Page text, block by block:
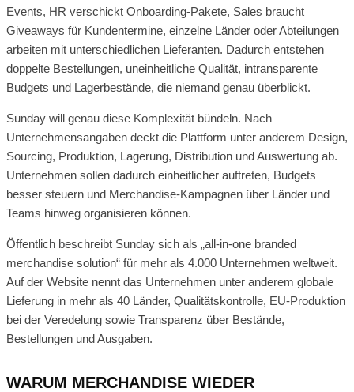
Events, HR verschickt Onboarding-Pakete, Sales braucht
Giveaways für Kundentermine, einzelne Länder oder Abteilungen
arbeiten mit unterschiedlichen Lieferanten. Dadurch entstehen
doppelte Bestellungen, uneinheitliche Qualität, intransparente
Budgets und Lagerbestände, die niemand genau überblickt.
Sunday will genau diese Komplexität bündeln. Nach
Unternehmensangaben deckt die Plattform unter anderem Design,
Sourcing, Produktion, Lagerung, Distribution und Auswertung ab.
Unternehmen sollen dadurch einheitlicher auftreten, Budgets
besser steuern und Merchandise-Kampagnen über Länder und
Teams hinweg organisieren können.
Öffentlich beschreibt Sunday sich als „all-in-one branded
merchandise solution“ für mehr als 4.000 Unternehmen weltweit.
Auf der Website nennt das Unternehmen unter anderem globale
Lieferung in mehr als 40 Länder, Qualitätskontrolle, EU-Produktion
bei der Veredelung sowie Transparenz über Bestände,
Bestellungen und Ausgaben.
WARUM MERCHANDISE WIEDER